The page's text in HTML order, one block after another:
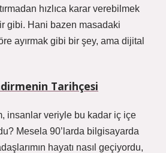
hızlıca karar verebilmek
gibi. Hani bazen masadaki
ayırmak gibi bir şey, ama dijital
Tarihçesi
insanlar veriyle bu kadar iç içe
Mesela 90’larda bilgisayarda
hayatı nasıl geçiyordu,